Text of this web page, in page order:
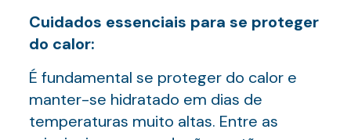
Cuidados essenciais para se proteger
do calor:
É fundamental se proteger do calor e
manter-se hidratado em dias de
temperaturas muito altas. Entre as